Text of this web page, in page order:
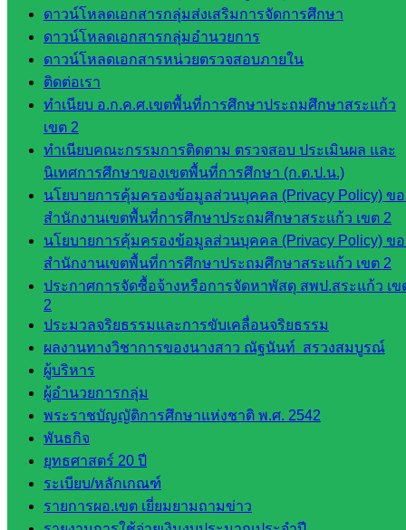
ดาวน์โหลดเอกสารกลุ่มส่งเสริมการจัดการศึกษา
ดาวน์โหลดเอกสารกลุ่มอำนวยการ
ดาวน์โหลดเอกสารหน่วยตรวจสอบภายใน
ติดต่อเรา
ทำเนียบ อ.ก.ค.ศ.เขตพื้นที่การศึกษาประถมศึกษาสระแก้ว
เขต 2
ทำเนียบคณะกรรมการติดตาม ตรวจสอบ ประเมินผล และ
นิเทศการศึกษาของเขตพื้นที่การศึกษา (ก.ต.ป.น.)
นโยบายการคุ้มครองข้อมูลส่วนบุคคล (Privacy Policy) ข
สำนักงานเขตพื้นที่การศึกษาประถมศึกษาสระแก้ว เขต 2
นโยบายการคุ้มครองข้อมูลส่วนบุคคล (Privacy Policy) ข
สำนักงานเขตพื้นที่การศึกษาประถมศึกษาสระแก้ว เขต 2
ประกาศการจัดซื้อจ้างหรือการจัดหาพัสดุ สพป.สระแก้ว เข
2
ประมวลจริยธรรมและการขับเคลื่อนจริยธรรม
ผลงานทางวิชาการของนางสาว ณัฐนันท์ สรวงสมบูรณ์
ผู้บริหาร
ผู้อำนวยการกลุ่ม
พระราชบัญญัติการศึกษาแห่งชาติ พ.ศ. 2542
พันธกิจ
ยุทธศาสตร์ 20 ปี
ระเบียบ/หลักเกณฑ์
รายการผอ.เขต เยี่ยมยามถามข่าว
เว็บไซต์
กลุ่มงาน
ใน
สำนักงาน
กลุ่
มอำนวย
การ
กลุ่ม
บริหาร
งานงาน
เงินและ
กลุ่มน
โยบาย
และแผน
กลุ่มส่ง
จัดการ